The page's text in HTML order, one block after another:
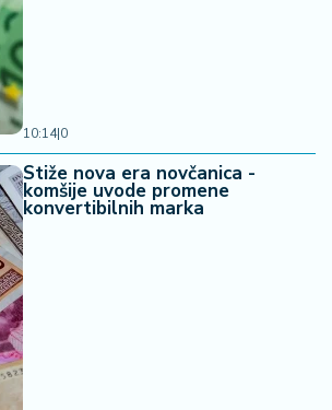
10:14|0
Stiže nova era novčanica -
komšije uvode promene
konvertibilnih marka